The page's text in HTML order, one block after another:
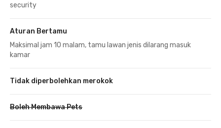
security
Aturan Bertamu
Maksimal jam 10 malam, tamu lawan jenis dilarang masuk
kamar
Tidak diperbolehkan merokok
Boleh Membawa Pets